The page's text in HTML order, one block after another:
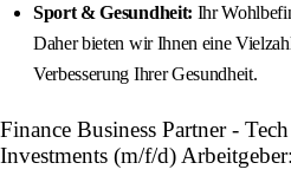
Sport & Gesundheit: Ihr
Daher bieten wir Ihnen eine
Verbesserung Ihrer Gesundheit.
Finance Business Partner -
Investments (m/f/d)